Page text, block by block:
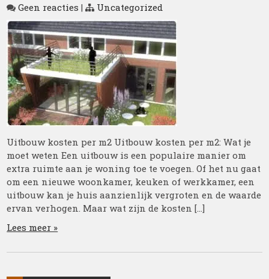
Geen reacties | Uncategorized
Uitbouw kosten per m2 Uitbouw kosten per m2: Wat je
moet weten Een uitbouw is een populaire manier om
extra ruimte aan je woning toe te voegen. Of het nu gaat
om een nieuwe woonkamer, keuken of werkkamer, een
uitbouw kan je huis aanzienlijk vergroten en de waarde
ervan verhogen. Maar wat zijn de kosten […]
Lees meer »